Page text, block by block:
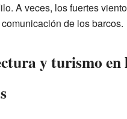
A veces, los fuertes
de los barcos.
y turismo en